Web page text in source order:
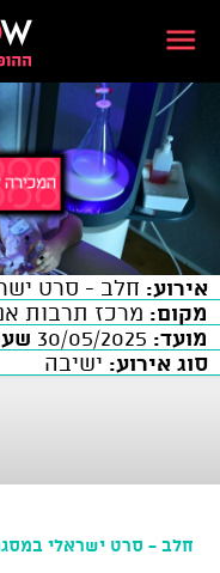
אירוע: חלב - סרט
מקום: מרכז תרבות
מועד:
סוג אירוע: ישיבה
חלב - סרט ישראלי